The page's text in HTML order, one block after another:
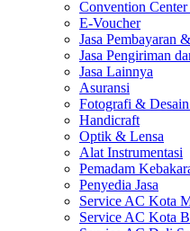
Convention
E-Voucher
Jasa Pembayaran
Jasa Pengiriman
Jasa Lainnya
Asuransi
Fotografi &
Handicraft
Optik & Lensa
Alat Instrumentasi
Pemadam
Penyedia Jasa
Service AC Kota
Service AC Kota